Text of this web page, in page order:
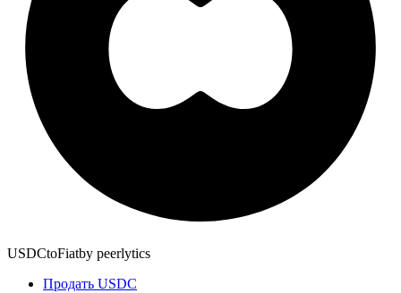
USDCtoFiatby peerlytics
Продать USDC